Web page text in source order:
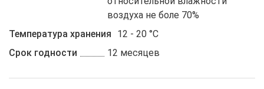
воздуха не боле 70%
Температура хранения
12 - 20 °C
Срок годности
12 месяцев